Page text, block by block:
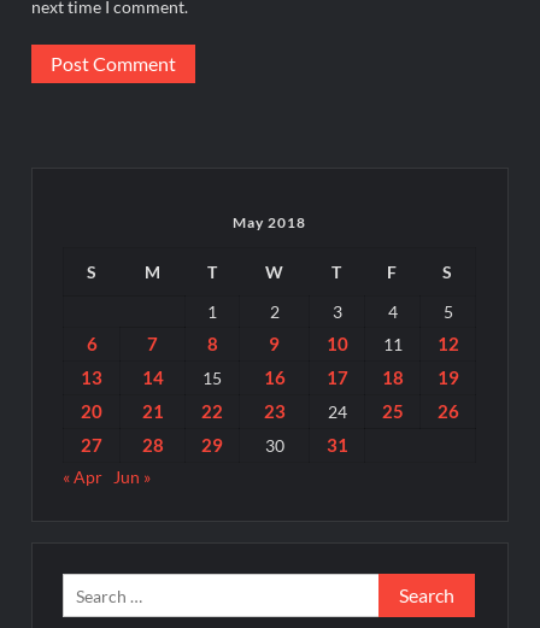
next time I comment.
May 2018
S M T W T F
S
1
2 3 4 5
6 7 8 9 10 11
12
13
14 15 16 17 18
19
20
21 22 23 24 25
26
27
28 29 30 31
« Apr Jun »
Search
for: